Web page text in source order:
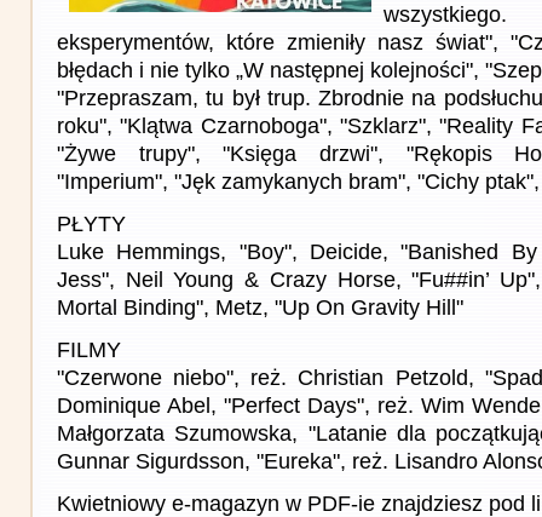
eksperymentów, które zmieniły nasz świat",
błędach i nie tylko „W następnej kolejności",
"Przepraszam, tu był trup. Zbrodnie na
roku", "Klątwa Czarnoboga", "Szklarz", "Reality
"Żywe trupy", "Księga drzwi", "Rękopis
"Imperium", "Jęk zamykanych bram", "Cichy
PŁYTY
Luke Hemmings, "Boy", Deicide, "Banished
Jess", Neil Young & Crazy Horse, "Fu##in’
Mortal Binding", Metz, "Up On Gravity Hill"
FILMY
"Czerwone niebo", reż. Christian Petzold,
Dominique Abel, "Perfect Days", reż. Wim
Małgorzata Szumowska, "Latanie dla
Gunnar Sigurdsson, "Eureka", reż. Lisandro
Kwietniowy e-magazyn w PDF-ie znajdziesz pod